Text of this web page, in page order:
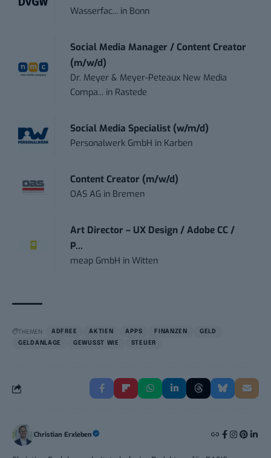
Wasserfac... in Bonn
Social Media Manager / Content Creator
(m/w/d)
Dr. Meyer & Meyer-Peteaux New Media
Compa... in Rastede
Social Media Specialist (w/m/d)
Personalwerk GmbH in Karben
Content Creator (m/w/d)
OAS AG in Bremen
Art Director – UX Design / Adobe CC /
P...
meap GmbH inWitten
THEMEN: ADFREE AKTIEN APPS FINANZEN
GELD
GELDANLAGE
GEWUSST WIE STEUER
Christian Erxleben